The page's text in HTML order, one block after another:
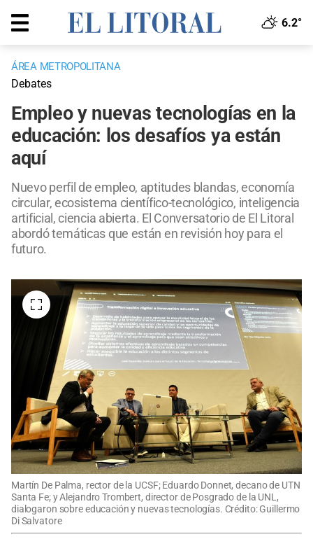
6.2°
ÁREA METROPOLITANA
Debates
Empleo y nuevas tecnologías en la
educación: los desafíos ya están
aquí
Nuevo perfil de empleo, aptitudes blandas, economía
circular, ecosistema científico-tecnológico, inteligencia
artificial, ciencia abierta. El Conversatorio de El Litoral
abordó temáticas que están en revisión hoy para el
futuro.
Martín De Palma, rector de la UCSF; Eduardo Donnet, decano de UTN
Santa Fe; y Alejandro Trombert, director de Posgrado de la UNL,
dialogaron sobre educación y nuevas tecnologías. Crédito: Guillermo
Di Salvatore